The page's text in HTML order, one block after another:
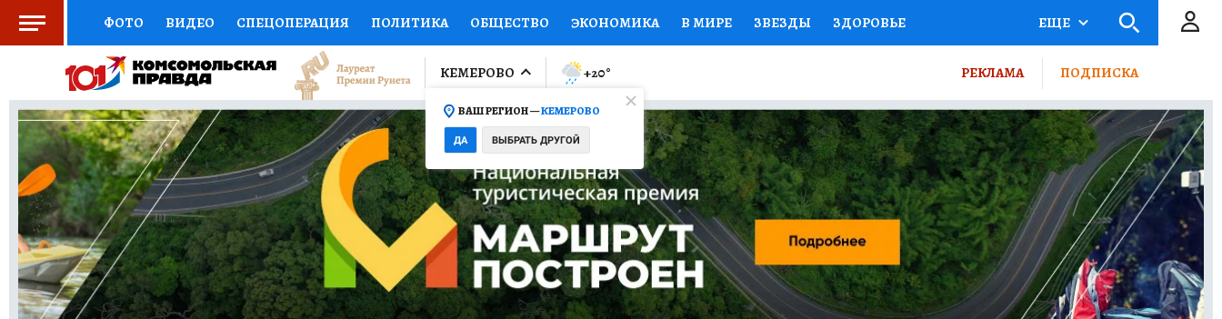
ФОТО ВИДЕО СПЕЦОПЕРАЦИЯ ПОЛИТИКА ОБЩЕСТВО ЭКОНОМИКА В МИРЕ ЗВЕЗДЫ ЗДОРОВЬЕ
СОЦПОДДЕРЖКА НАУКА СПОРТ КОЛУМНИСТЫ ПРОИСШЕСТВИЯ
ВЫБОР ЭКСПЕРТОВ ДОКТОР ФИНАНСЫ ОТКРЫВАЕМ МИР Я ЗНАЮ СЕМЬЯ ЖЕНСКИЕ СЕКРЕТЫ ПУТЕВОДИТЕЛЬ
КНИЖНАЯ ПОЛКА ПРОГНОЗЫ НА СПОРТ ПРОМОКОДЫ СЕРИАЛЫ СПЕЦПРОЕКТЫ ДЕФИЦИТ ЖЕЛЕЗА ТУРИЗМ
ПРЕСС-ЦЕНТР НЕДВИЖИМОСТЬ ТЕЛЕВИЗОР КОНКУРСЫ РАБОТА У НАС ГИД ПОТРЕБИТЕЛЯ ВСЕ О КП РАДИО КП
РЕКЛАМА ТЕСТЫ НОВОЕ НА САЙТЕ
ЕЩЕ
КЕМЕРОВО
ВАШ РЕГИОН —КЕМЕРОВО
ДА ВЫБРАТЬ ДРУГОЙ
+20° РЕКЛАМА ПОДПИСКА